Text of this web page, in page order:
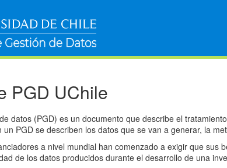
PGD UChile
datos (PGD) es un documento que describe el
un PGD se describen los datos que se van a generar, la
a nivel mundial han comenzado a exigir que
de los datos producidos durante el desarrollo de una